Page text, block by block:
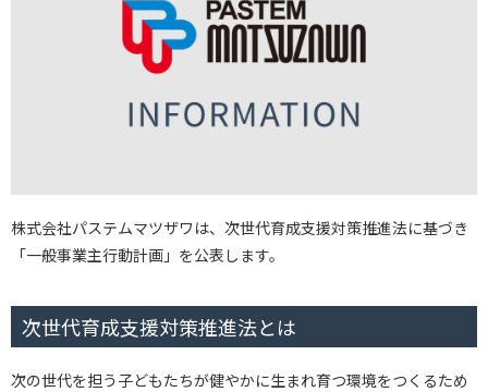
株式会社パステムマツザワは、次世代育成支援対策推進法に基づき
「一般事業主行動計画」を公表します。
次世代育成支援対策推進法とは
次の世代を担う子どもたちが健やかに生まれ育つ環境をつくるため